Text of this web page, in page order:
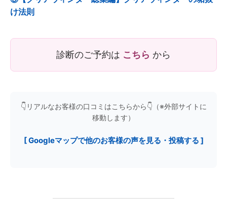
け法則
診断のご予約は こちら から
👇リアルなお客様の口コミはこちらから👇（※外部サイトに
移動します）
[ Googleマップで他のお客様の声を見る・投稿する ]
━━━━━━━━━━━━━━━